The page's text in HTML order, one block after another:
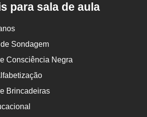
para sala de aula
Sondagem
Consciência Negra
Brincadeiras